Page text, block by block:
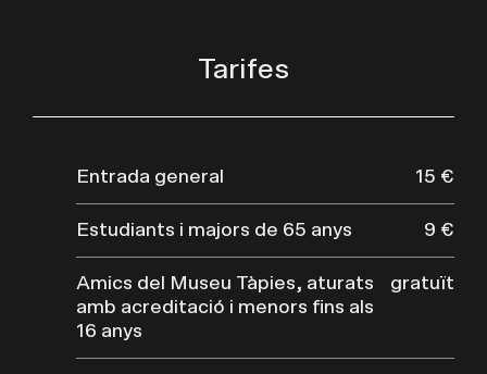
Tarifes
Entrada general 15 €
Estudiants i majors de 65 anys 9 €
Amics del Museu Tàpies, aturats
amb acreditació i menors fins als
16 anys
gratuït